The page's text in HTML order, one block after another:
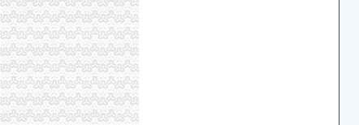
巴国城到海关公交_怎么坐车_怎么走_要多久_
海关、工商联手组合拳“洋货”权益更有保障-